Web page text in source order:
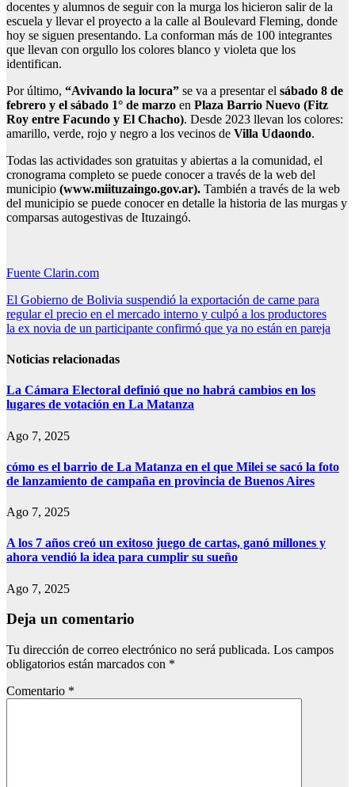
docentes y alumnos de seguir con la murga los hicieron salir de la
escuela y llevar el proyecto a la calle al Boulevard Fleming, donde
hoy se siguen presentando. La conforman más de 100 integrantes
que llevan con orgullo los colores blanco y violeta que los
identifican.
Por último, “Avivando la locura” se va a presentar el sábado 8 de
febrero y el sábado 1° de marzo en Plaza Barrio Nuevo (Fitz
Roy entre Facundo y El Chacho). Desde 2023 llevan los colores:
amarillo, verde, rojo y negro a los vecinos de Villa Udaondo.
Todas las actividades son gratuitas y abiertas a la comunidad, el
cronograma completo se puede conocer a través de la web del
municipio (www.miituzaingo.gov.ar). También a través de la web
del municipio se puede conocer en detalle la historia de las murgas y
comparsas autogestivas de Ituzaingó.
Fuente Clarin.com
Navegación
de
El Gobierno de Bolivia suspendió la exportación de carne para
regular el precio en el mercado interno y culpó a los productores
la ex novia de un participante confirmó que ya no están en pareja
Noticias relacionadas
La Cámara Electoral definió que no habrá cambios en los
lugares de votación en La Matanza
Ago 7, 2025
cómo es el barrio de La Matanza en el que Milei se sacó la foto
de lanzamiento de campaña en provincia de Buenos Aires
Ago 7, 2025
A los 7 años creó un exitoso juego de cartas, ganó millones y
ahora vendió la idea para cumplir su sueño
Ago 7, 2025
Deja un comentario
Tu dirección de correo electrónico no será publicada. Los campos
obligatorios están marcados con *
Comentario *